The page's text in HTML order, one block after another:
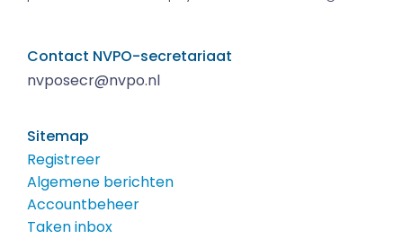
Contact NVPO-secretariaat
nvposecr@nvpo.nl
Sitemap
Registreer
Algemene berichten
Accountbeheer
Taken inbox